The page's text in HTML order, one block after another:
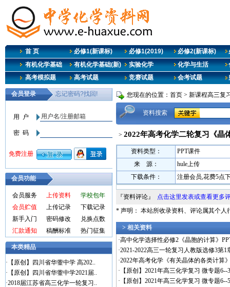
首 页 必修1(新课标) 必修1(2019) 必修2(新课标)
有机化学基础
有机化学基础(新) 实验化学 化学与生活
高考模拟题
高考试题 竞赛试题 会考试题
会员功能
会员服务 上传资料
学校包年
会员贮值
上传记录
下载记录
新手入门
密码修改
兑换点数
汇款通知
稿酬标准 热门征集
本类精品
· 【原创】四川省华蓥中学 高202..
· 【原创】四川省华蓥中学2021届..
·2018届江苏省高三化学一轮复习..
您现在的位置： 首页 > 新课程高三复
资料搜索
> 2022年高考化学二轮复习《晶
资料类型：
PPT课件
来 源：
hule上传
下载条件：
注册会员,花费5点
『资料评论』 点击这里发表或查看更多
* 声明： 本站所收录资料、评论属其个人
> 相关资料
·高中化学选择性必修2《晶胞的计算》
·2021-2022高三一轮复习人教版选修3第
·2022年高考化学《有关晶体的各类计算
· 【原创】2021年高三化学复习 微专题
· 【原创】2021年高三化学复习 微专题